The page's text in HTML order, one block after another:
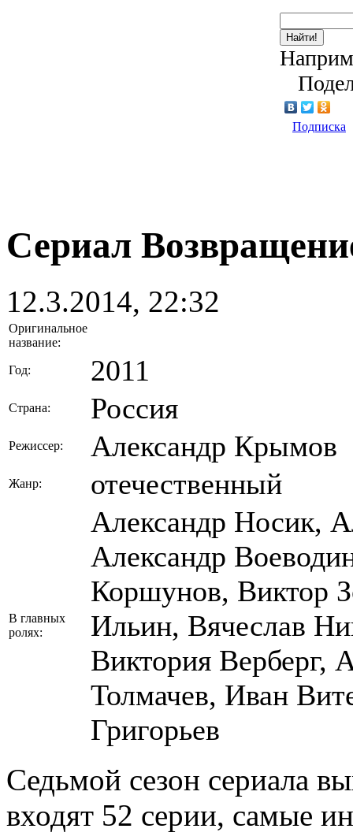
Найти!
Подписка
Сериал
12.3.2014, 22:32
Оригинальное
название:
Год: 2011
Страна: Россия
Режиссер: Александр Крымов
Жанр: отечественный
В главных
ролях:
Александр Носик,
Александр
Коршунов, Виктор
Ильин, Вячеслав
Виктория Верберг,
Толмачев, Иван
Григорьев
Седьмой сезон сериала
входят 52 серии, самые